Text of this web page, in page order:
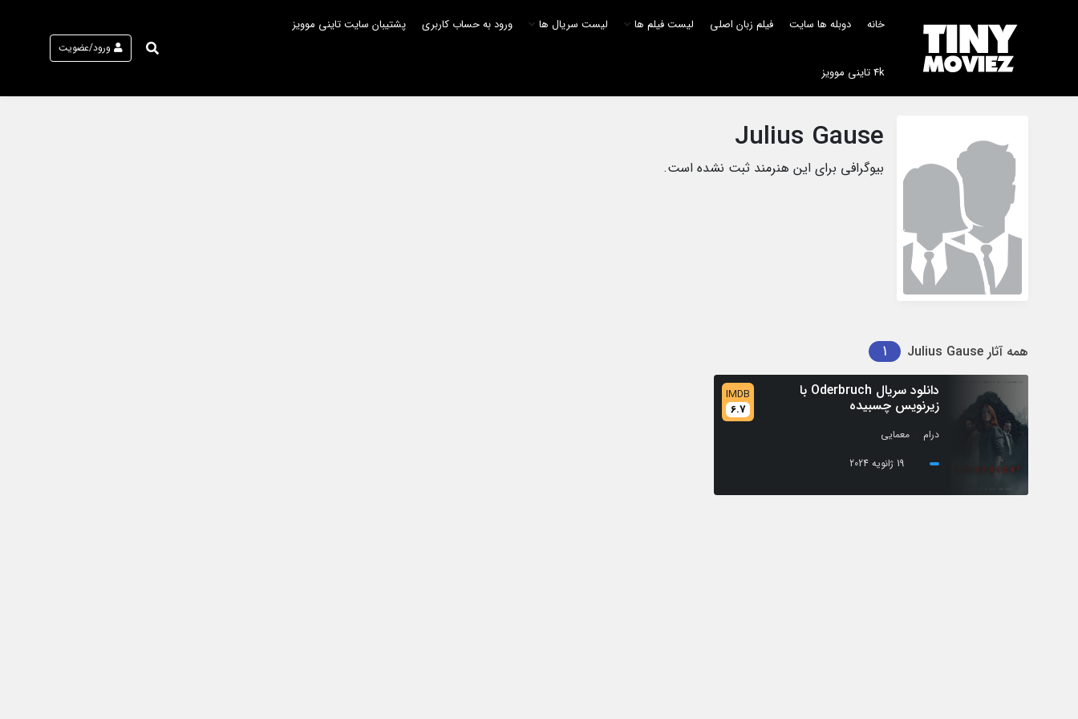
خانه دوبله ها سایت فیلم زبان اصلی لیست فیلم ها لیست سریال ها ورود به حساب کاربری پشتیبان سایت تاینی موویز
4k تاینی موویز
ورود/عضویت
Julius Gause
بیوگرافی برای این هنرمند ثبت نشده است.
همه آثار Julius Gause
1
دانلود سریال Oderbruch با
زیرنویس چسبیده
IMDB
6.7
درام
معمایی
19 ژانویه 2024